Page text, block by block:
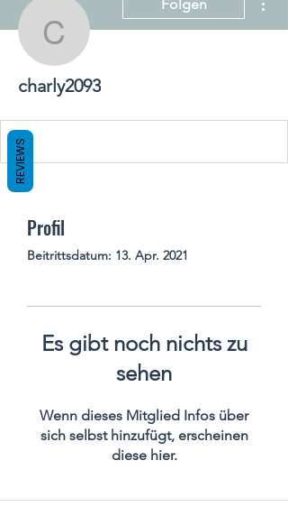
charly2093
Folgen
charly2093
Profil
Beitrittsdatum: 13. Apr. 2021
Es gibt noch nichts zu
sehen
Wenn dieses Mitglied Infos über
sich selbst hinzufügt, erscheinen
diese hier.
REVIEWS